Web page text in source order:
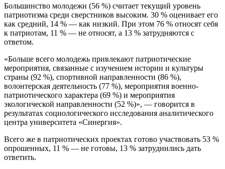
Большинство молодежи (56 %) считает текущий уровень
патриотизма среди сверстников высоким. 30 % оценивает его
как средний, 14 % — как низкий. При этом 76 % относят себя
к патриотам, 11 % — не относят, а 13 % затрудняются с
ответом.
«Больше всего молодежь привлекают патриотические
мероприятия, связанные с изучением истории и культуры
страны (92 %), спортивной направленности (86 %),
волонтерская деятельность (77 %), мероприятия военно-
патриотического характера (69 %) и мероприятия
экологической направленности (52 %)», — говорится в
результатах социологического исследования аналитического
центра университета «Синергия».
Всего же в патриотических проектах готово участвовать 53 %
опрошенных, 11 % — не готовы, 13 % затруднились дать
ответить.